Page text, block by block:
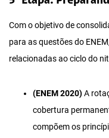
Com o objetivo de
para as questões do
relacionadas ao ciclo do
(ENEM 2020)A
cobertura
compõem os